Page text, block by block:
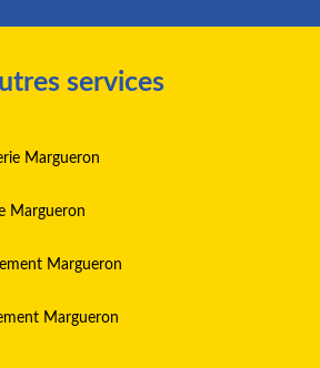
services
Margueron
Margueron
Margueron
Margueron